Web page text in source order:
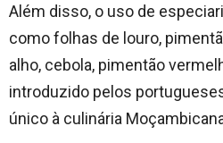
Além disso, o uso de
como folhas de louro,
alho, cebola, pimentão
introduzido pelos
único à culinária